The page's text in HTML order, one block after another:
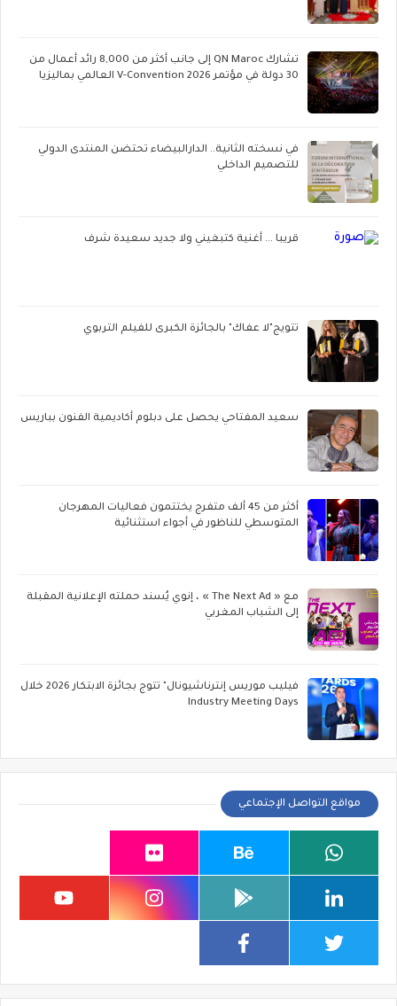
تشارك QN Maroc إلى جانب أكثر من 8,000 رائد أعمال من
30 دولة في مؤتمر V-Convention 2026 العالمي بماليزيا
في نسخته الثانية.. الدارالبيضاء تحتضن المنتدى الدولي
للتصميم الداخلي
قريبا ... أغنية كتبغيني ولا جديد سعيدة شرف
تتويج"لا عفاك" بالجائزة الكبرى للفيلم التربوي
سعيد المفتاحي يحصل على دبلوم أكاديمية الفنون بباريس
أكثر من 45 ألف متفرج يختتمون فعاليات المهرجان
المتوسطي للناظور في أجواء استثنائية
مع « The Next Ad » ، إنوي يُسند حملته الإعلانية المقبلة
إلى الشباب المغربي
فيليب موريس إنترناشيونال" تتوج بجائزة الابتكار 2026 خلال
Industry Meeting Days
مواقع التواصل الإجتماعي